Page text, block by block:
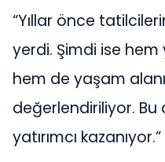
“Yıllar önce
yerdi. Şimdi ise hem
hem de yaşam
değerlendiriliyor.
yatırımcı kazanıyor.”